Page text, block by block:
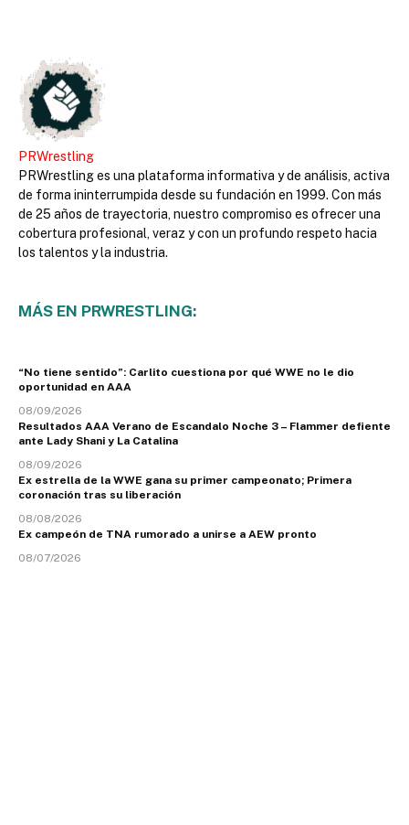
PRWrestling
PRWrestling es una plataforma informativa y de análisis, activa
de forma ininterrumpida desde su fundación en 1999. Con más
de 25 años de trayectoria, nuestro compromiso es ofrecer una
cobertura profesional, veraz y con un profundo respeto hacia
los talentos y la industria.
MÁS EN PRWRESTLING:
“No tiene sentido”: Carlito cuestiona por qué WWE no le dio
oportunidad en AAA
08/09/2026
Resultados AAA Verano de Escandalo Noche 3 – Flammer defiente
ante Lady Shani y La Catalina
08/09/2026
Ex estrella de la WWE gana su primer campeonato; Primera
coronación tras su liberación
08/08/2026
Ex campeón de TNA rumorado a unirse a AEW pronto
08/07/2026